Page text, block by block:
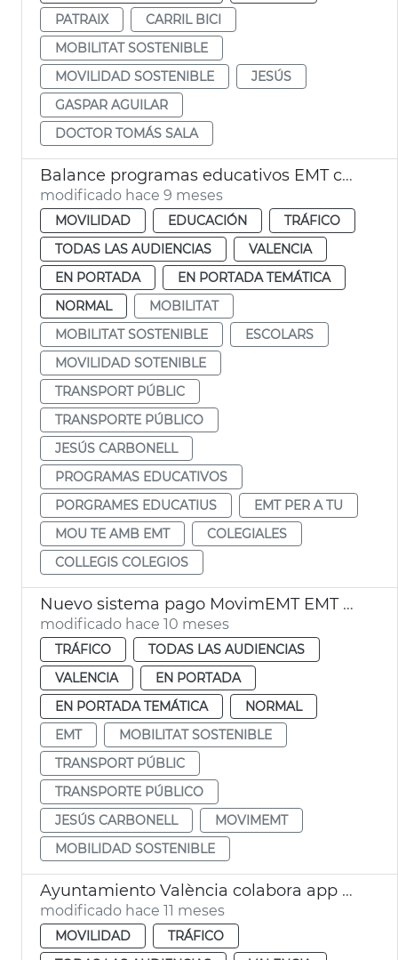
PATRAIX
CARRIL BICI
MOBILITAT SOSTENIBLE
MOVILIDAD SOSTENIBLE
JESÚS
GASPAR AGUILAR
DOCTOR TOMÁS SALA
Balance programas educativos EMT curso 2024-25
modificado hace 9 meses
MOVILIDAD EDUCACIÓN
TRÁFICO
TODAS LAS AUDIENCIAS
VALENCIA
EN PORTADA
EN PORTADA TEMÁTICA
NORMAL
MOBILITAT
MOBILITAT SOSTENIBLE
ESCOLARS
MOVILIDAD SOTENIBLE
TRANSPORT PÚBLIC
TRANSPORTE PÚBLICO
JESÚS CARBONELL
PROGRAMAS EDUCATIVOS
PORGRAMES EDUCATIUS
EMT PER A TU
MOU TE AMB EMT
COLEGIALES
COLLEGIS COLEGIOS
Nuevo sistema pago MovimEMT EMT València
modificado hace 10 meses
TRÁFICO
TODAS LAS AUDIENCIAS
VALENCIA
EN PORTADA
EN PORTADA TEMÁTICA
NORMAL
EMT
MOBILITAT SOSTENIBLE
TRANSPORT PÚBLIC
TRANSPORTE PÚBLICO
JESÚS CARBONELL
MOVIMEMT
MOBILIDAD SOSTENIBLE
Ayuntamiento València colabora app Waze seguridad vial colegios
modificado hace 11 meses
MOVILIDAD
TRÁFICO